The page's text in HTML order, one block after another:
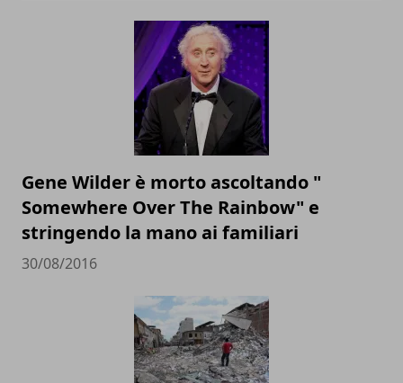
Gene Wilder è morto ascoltando "
Somewhere Over The Rainbow" e
stringendo la mano ai familiari
30/08/2016